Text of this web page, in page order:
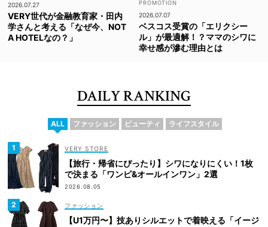
2026.07.27
VERY世代が金融教育家・田内
学さんと考える「なぜ今、NOT
A HOTELなの？」
2026.07.07
ベスコス受賞の「エリクシー
ル」が最適解！？ママのシワに
幸せ感が滲む理由とは
DAILY RANKING
ALL ファッション ビューティ ライフスタイル
VERY STORE
【旅行・帰省にぴったり】シワになりにくい！1枚
で決まる「ワンピ&オールインワン」2選
2026.08.05
ファッション
【U1万円〜】技ありシルエットで着映える「イージ